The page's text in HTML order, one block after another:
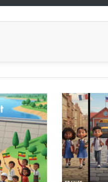
Back
to
School
!
Are
You
Ready?